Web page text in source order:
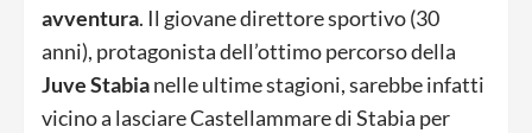
avventura. Il giovane direttore sportivo (30
anni), protagonista dell’ottimo percorso della
Juve Stabianelle ultime stagioni, sarebbe infatti
vicino a lasciare Castellammare di Stabia per